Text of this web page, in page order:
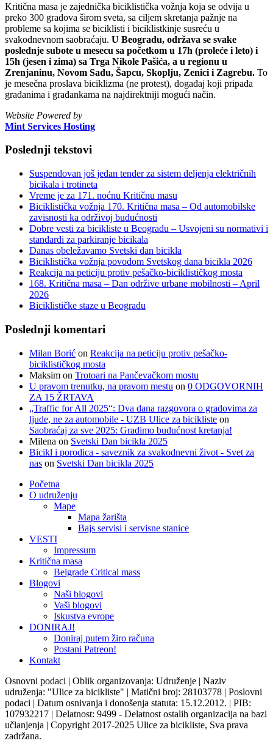
Kritična masa je zajednička biciklistička vožnja koja se odvija u
preko 300 gradova širom sveta, sa ciljem skretanja pažnje na
probleme sa kojima se biciklisti i biciklistkinje susreću u
svakodnevnom saobraćaju. U Beogradu, održava se svake
poslednje subote u mesecu sa početkom u 17h (proleće i leto) i
15h (jesen i zima) sa Trga Nikole Pašića, a u regionu u
Zrenjaninu, Novom Sadu, Šapcu, Skoplju, Zenici i Zagrebu. To
je mesečna proslava biciklizma (ne protest), događaj koji pripada
građanima i građankama na najdirektniji mogući način.
Website Powered by
Mint Services Hosting
Poslednji tekstovi
Suspendovan još jedan tender za sistem deljenja električnih
bicikala i trotineta
Vreme je za 171. noćnu Kritičnu masu
Biciklistička vožnja 170. Kritična masa – Od automobilske
zavisnosti ka održivoj budućnosti
Dobre vesti za bicikliste u Beogradu – Usvojeni su normativi i
standardi za parkiranje bicikala
Danas obeležavamo Svetski dan bicikla
Biciklistička vožnja povodom Svetskog dana bicikla 2026
Reakcija na peticiju protiv pešačko-biciklističkog mosta
168. Kritična masa – Dan održive urbane mobilnosti – April
2026
Biciklističke staze u Beogradu
Poslednji komentari
Milan Borić on Reakcija na peticiju protiv pešačko-
biciklističkog mosta
Maksim on Trotoari na Pančevačkom mostu
U pravom trenutku, na pravom mestu on 0 ODGOVORNIH
ZA 15 ŽRTAVA
„Traffic for All 2025“: Dva dana razgovora o gradovima za
ljude, ne za automobile - UZB Ulice za bicikliste on
Saobraćaj za sve 2025: Gradimo budućnost kretanja!
Milena on Svetski Dan bicikla 2025
Bicikl i porodica - saveznik za svakodnevni život - Svet za
nas on Svetski Dan bicikla 2025
Početna
O udruženju
Mape
Mapa žarišta
Bajs servisi i servisne stanice
VESTI
Impressum
Kritična masa
Belgrade Critical mass
Blogovi
Naši blogovi
Vaši blogovi
Iskustva evrope
DONIRAJ!
Doniraj putem žiro računa
Postani Patreon!
Kontakt
Osnovni podaci | Oblik organizovanja: Udruženje | Naziv
udruženja: "Ulice za bicikliste" | Matični broj: 28103778 | Poslovni
podaci | Datum osnivanja i donošenja statuta: 15.12.2012. | PIB:
107932217 | Delatnost: 9499 - Delatnost ostalih organizacija na bazi
učlanjenja | Copyright 2017-2025 Ulice za bicikliste, Sva prava
zadržana.